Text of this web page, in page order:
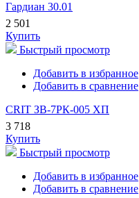
Гардиан 30.01
2 501
Купить
Быстрый просмотр
Добавить в избранное
Добавить в сравнение
CRIT ЗВ-7РК-005 ХП
3 718
Купить
Быстрый просмотр
Добавить в избранное
Добавить в сравнение